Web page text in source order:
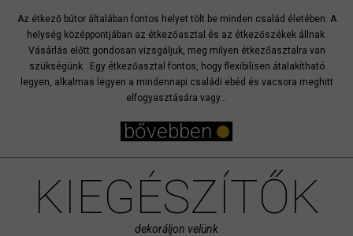
Az étkező bútor általában fontos helyet tölt be minden család életében. A
helység középpontjában az étkezőasztal és az étkezőszékek állnak.
Vásárlás előtt gondosan vizsgáljuk, meg milyen étkezőasztalra van
szükségünk. Egy étkezőasztal fontos, hogy flexibilisen átalakítható
legyen, alkalmas legyen a mindennapi családi ebéd és vacsora meghitt
elfogyasztására vagy...
bővebben
KIEGÉSZÍTŐK
dekoráljon velünk